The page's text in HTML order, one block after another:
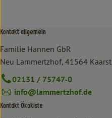
Kontakt allgemein
Familie Hannen GbR
Neu Lammertzhof, 41564 Kaarst
02131 / 75747-0
info@lammertzhof.de
Kontakt Ökokiste